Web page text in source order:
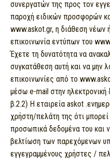
συνεργατών της προς τον
παροχή ειδικών προσφορών
www.askot.gr, η διάθεση νέων
επικοινωνία εντύπων του
Έχετε τη δυνατότητα να
συγκατάθεση αυτή και να μην
επικοινωνίες από το
μέσω e-mail στην ηλεκτρονική
β.2.2) Η εταιρεία askot
χρήστη/πελάτη της ότι
προσωπικά δεδομένα του και
βελτίωση των παρεχόμενων
εγγεγραμμένους χρήστες /